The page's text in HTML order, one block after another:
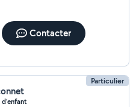
Contacter
Particulier